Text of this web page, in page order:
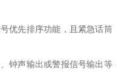
优先排序功能，且紧急话筒
钟声输出或警报信号输出等